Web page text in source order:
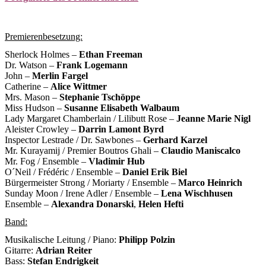
Premierenbesetzung:
Sherlock Holmes – Ethan Freeman
Dr. Watson – Frank Logemann
John – Merlin Fargel
Catherine – Alice Wittmer
Mrs. Mason – Stephanie Tschöppe
Miss Hudson – Susanne Elisabeth Walbaum
Lady Margaret Chamberlain / Lilibutt Rose – Jeanne Marie Nigl
Aleister Crowley – Darrin Lamont Byrd
Inspector Lestrade / Dr. Sawbones – Gerhard Karzel
Mr. Kurayamij / Premier Boutros Ghali – Claudio Maniscalco
Mr. Fog / Ensemble – Vladimir Hub
O´Neil / Frédéric / Ensemble – Daniel Erik Biel
Bürgermeister Strong / Moriarty / Ensemble – Marco Heinrich
Sunday Moon / Irene Adler / Ensemble – Lena Wischhusen
Ensemble – Alexandra Donarski, Helen Hefti
Band:
Musikalische Leitung / Piano: Philipp Polzin
Gitarre: Adrian Reiter
Bass: Stefan Endrigkeit